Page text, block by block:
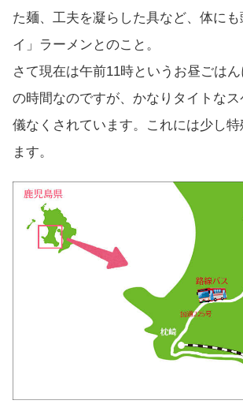
た麺、工夫を凝らした具など、体に
イ」ラーメンとのこと。
さて現在は午前11時というお昼ごは
の時間なのですが、かなりタイトな
儀なくされています。これには少し特
ます。